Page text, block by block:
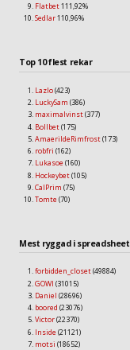
Flatbet111,92%
Sedlar110,96%
Top 10 flest rekar
Lazlo(423)
LuckySam (386)
maximalvinst(377)
Bollbet(175)
AmaerildeRimfrost(173)
robfri (162)
Lukasoe (160)
Hockeybet(105)
CalPrim (75)
Tomte (70)
Mest ryggad i spreadsheet
forbidden_closet(49884)
GOWI (31015)
Daniel (28696)
boored (23076)
Victor(22370)
Inside (21121)
motsi (18652)